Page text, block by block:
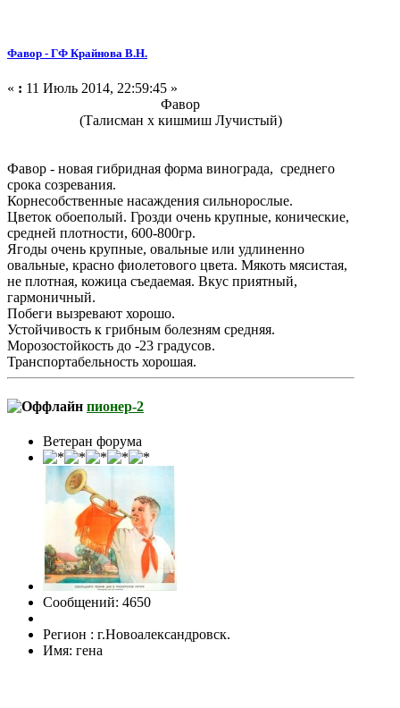
Фавор - ГФ Крайнова В.Н.
« : 11 Июль 2014, 22:59:45 »
Фавор
(Талисман х кишмиш Лучистый)
Фавор - новая гибридная форма винограда, среднего
срока созревания.
Корнесобственные насаждения сильнорослые.
Цветок обоеполый. Грозди очень крупные, конические,
средней плотности, 600-800гр.
Ягоды очень крупные, овальные или удлиненно
овальные, красно фиолетового цвета. Мякоть мясистая,
не плотная, кожица съедаемая. Вкус приятный,
гармоничный.
Побеги вызревают хорошо.
Устойчивость к грибным болезням средняя.
Морозостойкость до -23 градусов.
Транспортабельность хорошая.
пионер-2
Ветеран форума
Сообщений: 4650
Регион : г.Новоалександровск.
Имя: гена